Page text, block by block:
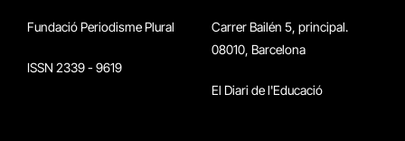
Fundació Periodisme Plural
ISSN 2339 - 9619
Carrer Bailén 5, principal.
08010, Barcelona
El Diari de l'Educació